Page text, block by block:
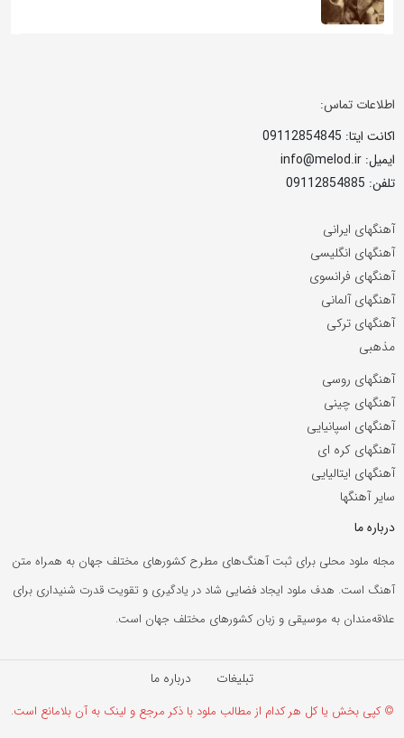
اطلاعات تماس:
اکانت ایتا: 09112854845
ایمیل: info@melod.ir
تلفن: 09112854885
آهنگهای ایرانی
آهنگهای انگلیسی
آهنگهای فرانسوی
آهنگهای آلمانی
آهنگهای ترکی
مذهبی
آهنگهای روسی
آهنگهای چینی
آهنگهای اسپانیایی
آهنگهای کره ای
آهنگهای ایتالیایی
سایر آهنگها
درباره ما
مجله ملود محلی برای ثبت آهنگ‌های مطرح کشورهای مختلف جهان به همراه متن
آهنگ است. هدف ملود ایجاد فضایی شاد در یادگیری و تقویت قدرت شنیداری برای
علاقه‌مندان به موسیقی و زبان کشورهای مختلف جهان است.
تبلیغات درباره ما
© کپی بخش یا کل هر کدام از مطالب ملود با ذکر مرجع و لینک به آن بلامانع است.